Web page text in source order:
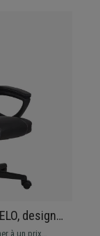
design
et Tissu,
à un prix